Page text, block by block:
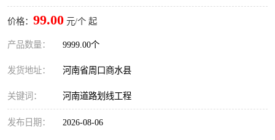
价格： 99.00 元/个 起
产品数量： 9999.00个
发货地址： 河南省周口商水县
关键词： 河南道路划线工程
发布日期： 2026-08-06